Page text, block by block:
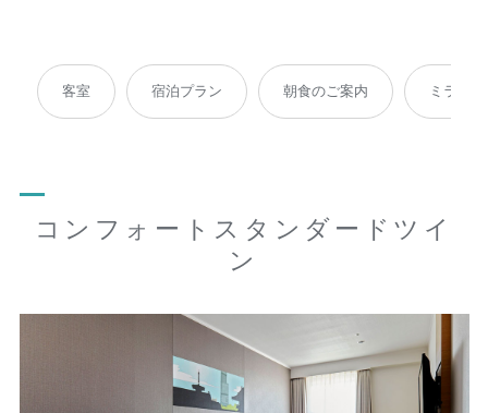
客室 宿泊プラン 朝食のご案内 ミラブ
コンフォートスタンダードツイ
ン